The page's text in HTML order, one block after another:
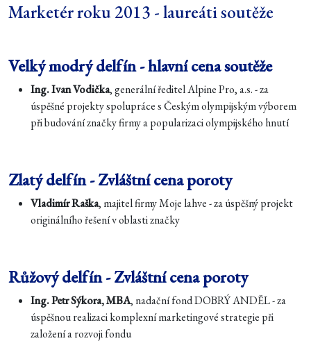
Marketér roku 2013 - laureáti soutěže
Velký modrý delfín - hlavní cena soutěže
Ing. Ivan Vodička, generální ředitel Alpine Pro, a.s. - za
úspěšné projekty spolupráce s Českým olympijským výborem
při budování značky firmy a popularizaci olympijského hnutí
Zlatý delfín - Zvláštní cena poroty
Vladimír Raška, majitel firmy Moje lahve - za úspěšný projekt
originálního řešení v oblasti značky
Růžový delfín - Zvláštní cena poroty
Ing. Petr Sýkora, MBA, nadační fond DOBRÝ ANDĚL - za
úspěšnou realizaci komplexní marketingové strategie při
založení a rozvoji fondu